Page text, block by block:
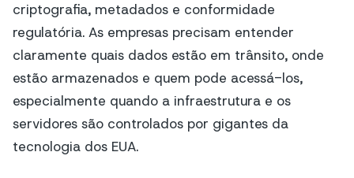
criptografia, metadados e conformidade
regulatória. As empresas precisam entender
claramente quais dados estão em trânsito, onde
estão armazenados e quem pode acessá-los,
especialmente quando a infraestrutura e os
servidores são controlados por gigantes da
tecnologia dos EUA.